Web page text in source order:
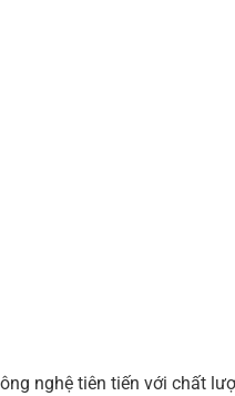
nghệ tiên tiến với chất